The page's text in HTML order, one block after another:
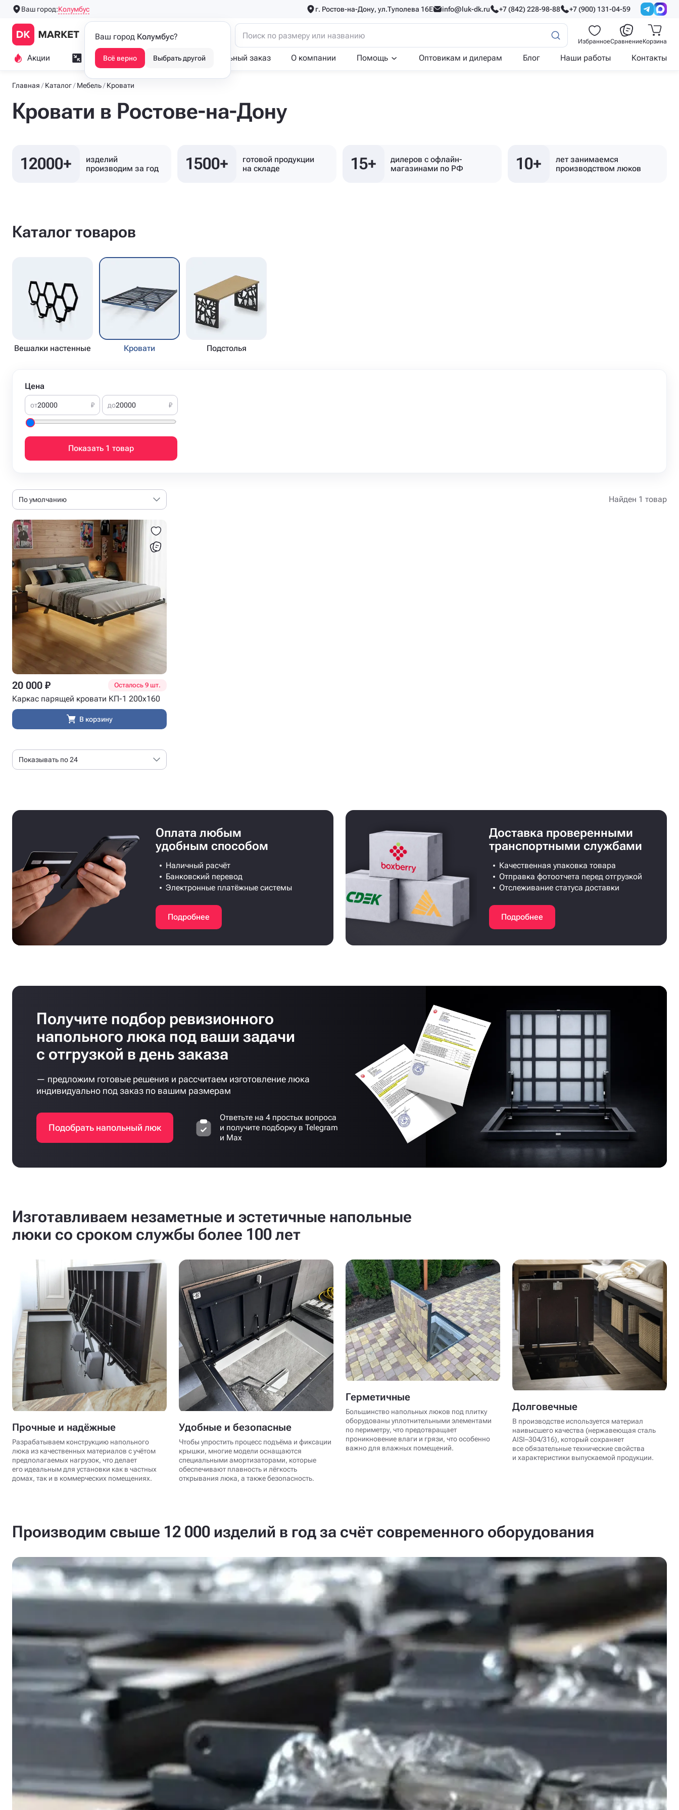
Ваш город:Колумбус г. Ростов-на-Дону, ул.Туполева 16Е info@luk-dk.ru +7 (842) 228-98-88 +7 (900) 131-04-59
люки с 2016 года
ИзбранноеСравнениеКорзина
Акции Замер и монтаж Индивидуальный заказ О компании Помощь Оптовикам и дилерам Блог Наши работы Контакты
Главная Каталог Мебель Кровати
Кровати в Ростове-на-Дону
12000+
изделий
производим за год 1500+
готовой продукции
на складе
15+
дилеров с офлайн-
магазинами по РФ
10+
лет занимаемся
производством люков
Каталог товаров
Вешалки настенные Кровати Подстолья
Цена
от ₽ до ₽
Показать 1 товар
По умолчанию Найден 1 товар
20 000 ₽ Осталось 9 шт.
Каркас парящей кровати КП-1 200х160
В корзину
Показывать по 24
Оплата любым
удобным способом
Наличный расчёт
Банковский перевод
Электронные платёжные системы
Подробнее
Доставка проверенными
транспортными службами
Качественная упаковка товара
Отправка фотоотчета перед отгрузкой
Отслеживание статуса доставки
Подробнее
Получите подбор ревизионного
напольного люка под ваши задачи
с отгрузкой в день заказа
— предложим готовые решения и рассчитаем изготовление люка
индивидуально под заказ по вашим размерам
Подобрать напольный люк
Ответьте на 4 простых вопроса
и получите подборку в Telegram
и Max
Изготавливаем незаметные и эстетичные напольные
люки со сроком службы более 100 лет
Прочные и надёжные
Разрабатываем конструкцию напольного
люка из качественных материалов с учётом
предполагаемых нагрузок, что делает
его идеальным для установки как в частных
домах, так и в коммерческих помещениях.
Удобные и безопасные
Чтобы упростить процесс подъёма и фиксации
крышки, многие модели оснащаются
специальными амортизаторами, которые
обеспечивают плавность и лёгкость
открывания люка, а также безопасность.
Герметичные
Большинство напольных люков под плитку
оборудованы уплотнительными элементами
по периметру, что предотвращает
проникновение влаги и грязи, что особенно
важно для влажных помещений.
Долговечные
В производстве используется материал
наивысшего качества (нержавеющая сталь
AISI–304/316), который сохраняет
все обязательные технические свойства
и характеристики выпускаемой продукции.
Производим свыше 12 000 изделий в год за счёт современного оборудования
Ваш город Колумбус?
Всё верно Выбрать другой